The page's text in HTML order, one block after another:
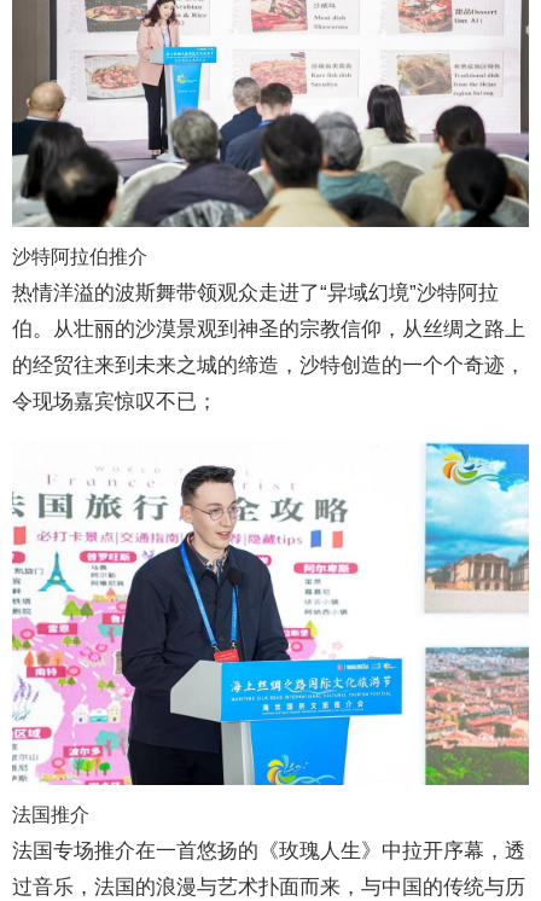
沙特阿拉伯推介
热情洋溢的波斯舞带领观众走进了“异域幻境”沙特阿拉
伯。从壮丽的沙漠景观到神圣的宗教信仰，从丝绸之路上
的经贸往来到未来之城的缔造，沙特创造的一个个奇迹，
令现场嘉宾惊叹不已；
法国推介
法国专场推介在一首悠扬的《玫瑰人生》中拉开序幕，透
过音乐，法国的浪漫与艺术扑面而来，与中国的传统与历